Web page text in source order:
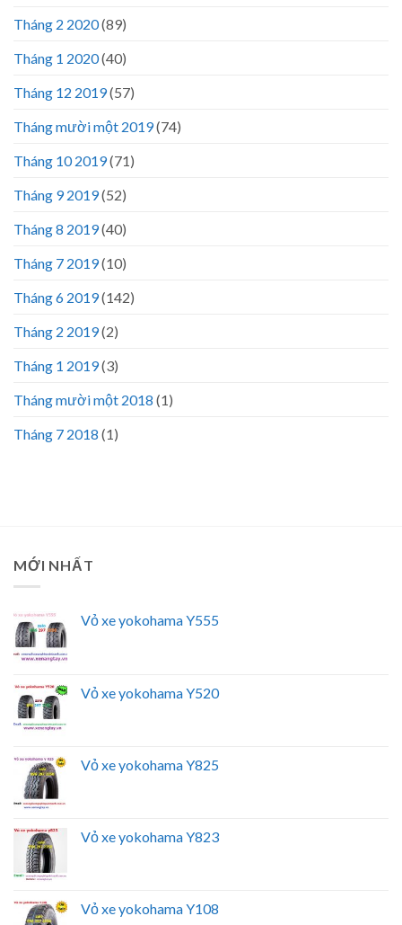
Tháng 2 2020(89)
Tháng 1 2020(40)
Tháng 12 2019(57)
Tháng mười một 2019(74)
Tháng 10 2019(71)
Tháng 9 2019(52)
Tháng 8 2019(40)
Tháng 7 2019(10)
Tháng 6 2019(142)
Tháng 2 2019(2)
Tháng 1 2019(3)
Tháng mười một 2018 (1)
Tháng 7 2018 (1)
MỚI NHẤT
Vỏ xe yokohama Y555
Vỏ xe yokohama Y520
Vỏ xe yokohama Y825
Vỏ xe yokohama Y823
Vỏ xe yokohama Y108